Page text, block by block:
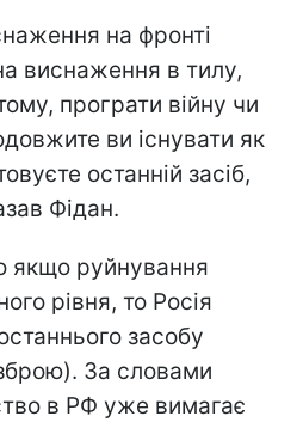
на фронті
виснаження в тилу,
програти війну чи
ви існувати як
останній засіб,
Фідан.
якщо руйнування
рівня, то Росія
засобу
За словами
в РФ уже вимагає